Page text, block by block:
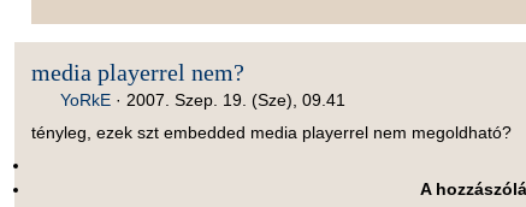
media playerrel nem?
YoRkE · 2007. Szep. 19. (Sze), 09.41
tényleg, ezek szt embedded media playerrel nem megoldható?
A